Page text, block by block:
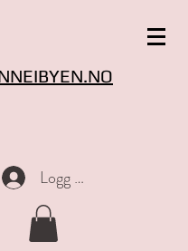
Logg inn